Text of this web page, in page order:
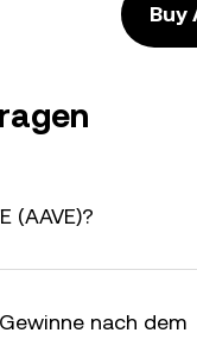
Buy
(AAVE)?
nach dem